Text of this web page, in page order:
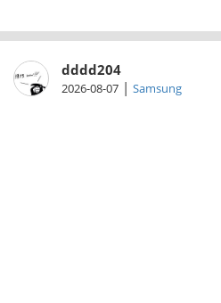
dddd204
2026-08-07 | Samsung